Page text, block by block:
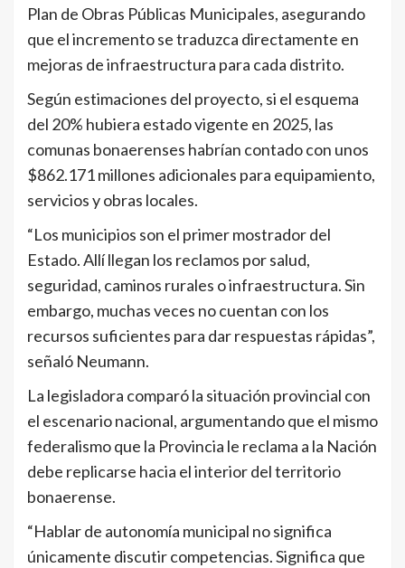
Plan de Obras Públicas Municipales, asegurando
que el incremento se traduzca directamente en
mejoras de infraestructura para cada distrito.
Según estimaciones del proyecto, si el esquema
del 20% hubiera estado vigente en 2025, las
comunas bonaerenses habrían contado con unos
$862.171 millones adicionales para equipamiento,
servicios y obras locales.
“Los municipios son el primer mostrador del
Estado. Allí llegan los reclamos por salud,
seguridad, caminos rurales o infraestructura. Sin
embargo, muchas veces no cuentan con los
recursos suficientes para dar respuestas rápidas”,
señaló Neumann.
La legisladora comparó la situación provincial con
el escenario nacional, argumentando que el mismo
federalismo que la Provincia le reclama a la Nación
debe replicarse hacia el interior del territorio
bonaerense.
“Hablar de autonomía municipal no significa
únicamente discutir competencias. Significa que